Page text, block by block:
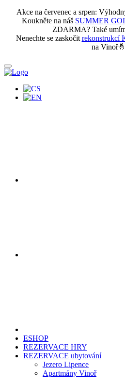
Akce na červenec a srpen:
Koukněte na náš SUMMER
ZDARMA? Také
Nenechte se zaskočit rekonstrukcí
na Vinoř🤞
ESHOP
REZERVACE HRY
REZERVACE ubytování
Jezero Lipence
Apartmány Vinoř